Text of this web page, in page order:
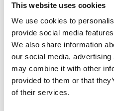
This website uses cookies
We use cookies to
provide social media
We also share information
our social media,
may combine it with other
provided to them or that
of their services.
Oriëntatieroute opleidingskeuze
Over ons
Visie & Missie
Organisatie